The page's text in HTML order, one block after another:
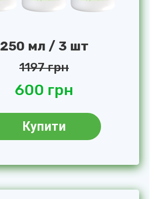
250 мл / 3 шт
1197 грн
600 грн
Купити